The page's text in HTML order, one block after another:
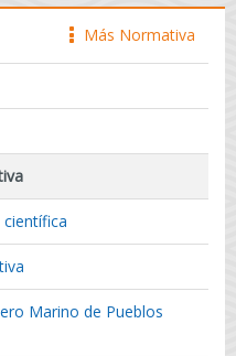
icono
Más Normativa
científica
Marino de Pueblos